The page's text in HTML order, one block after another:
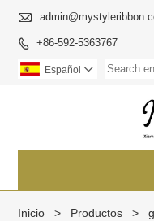

 +86-592-5363767
Español 
Inicio > Productos >